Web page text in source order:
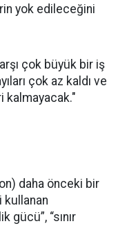
yok edileceğini
çok büyük bir iş
çok az kaldı ve
kalmayacak."
daha önceki bir
kullanan
gücü”, “sınır